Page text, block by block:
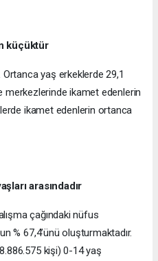
küçüktür
yaş erkeklerde 29,1
merkezlerinde ikamet edenlerin
ikamet edenlerin ortanca
arasındadır
çağındaki nüfus
% 67,4’ünü oluşturmaktadır.
kişi) 0-14 yaş